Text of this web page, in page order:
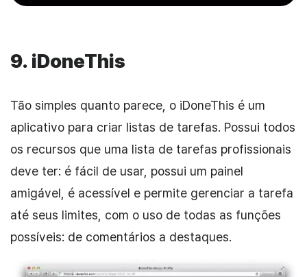
9. iDoneThis
Tão simples quanto parece, o iDoneThis é um
aplicativo para criar listas de tarefas. Possui todos
os recursos que uma lista de tarefas profissionais
deve ter: é fácil de usar, possui um painel
amigável, é acessível e permite gerenciar a tarefa
até seus limites, com o uso de todas as funções
possíveis: de comentários a destaques.